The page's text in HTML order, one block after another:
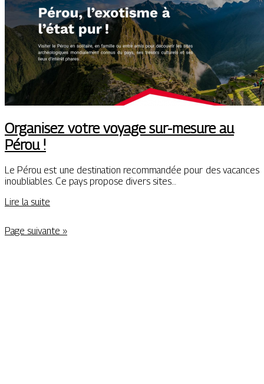
Organisez votre voyage sur-mesure au
Pérou !
Le Pérou est une destination recommandée pour des vacances
inoubliables. Ce pays propose divers sites…
Lire la suite
Page suivante »